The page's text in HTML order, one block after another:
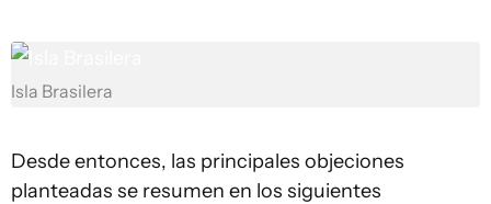
Isla Brasilera
Desde entonces, las principales objeciones
planteadas se resumen en los siguientes